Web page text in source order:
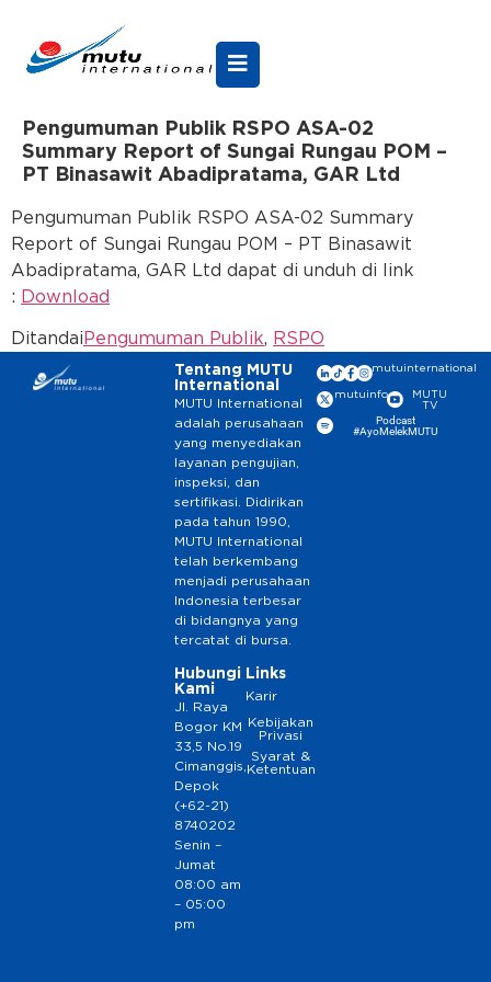
Pengumuman Publik RSPO ASA-02
Summary Report of Sungai Rungau POM –
PT Binasawit Abadipratama, GAR Ltd
Pengumuman Publik RSPO ASA-02 Summary
Report of Sungai Rungau POM – PT Binasawit
Abadipratama, GAR Ltd dapat di unduh di link
: Download
Ditandai Pengumuman Publik, RSPO
Tentang MUTU
International
MUTU International
adalah perusahaan
yang menyediakan
layanan pengujian,
inspeksi, dan
sertifikasi. Didirikan
pada tahun 1990,
MUTU International
telah berkembang
menjadi perusahaan
Indonesia terbesar
di bidangnya yang
tercatat di bursa.
Hubungi
Kami
Jl. Raya
Bogor KM
33,5 No.19
Cimanggis,
Depok
(+62-21)
8740202
Senin –
Jumat
08:00 am
– 05:00
pm
Links
Karir
Kebijakan
Privasi
Syarat &
Ketentuan
mutuinternational
mutuinfo
MUTU
TV
Podcast
#AyoMelekMUTU